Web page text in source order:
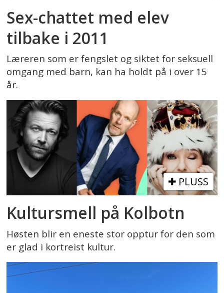
Sex-chattet med elev
tilbake i 2011
Læreren som er fengslet og siktet for seksuell
omgang med barn, kan ha holdt på i over 15
år.
PLUSS
Kultursmell på Kolbotn
Høsten blir en eneste stor opptur for den som
er glad i kortreist kultur.